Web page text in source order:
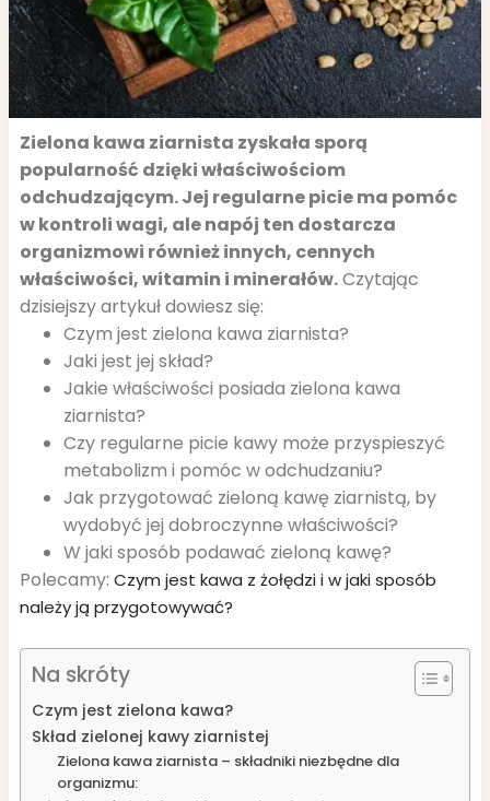
Zielona kawa ziarnista zyskała sporą
popularność dzięki właściwościom
odchudzającym. Jej regularne picie ma pomóc
w kontroli wagi, ale napój ten dostarcza
organizmowi również innych, cennych
właściwości, witamin i minerałów.Czytając
dzisiejszy artykuł dowiesz się:
Czym jest zielona kawa ziarnista?
Jaki jest jej skład?
Jakie właściwości posiada zielona kawa
ziarnista?
Czy regularne picie kawy może przyspieszyć
metabolizm i pomóc w odchudzaniu?
Jak przygotować zieloną kawę ziarnistą, by
wydobyć jej dobroczynne właściwości?
W jaki sposób podawać zieloną kawę?
Polecamy: Czym jest kawa z żołędzi i w jaki sposób
należy ją przygotowywać?
Na skróty
Czym jest zielona kawa?
Skład zielonej kawy ziarnistej
Zielona kawa ziarnista – składniki niezbędne dla
organizmu: